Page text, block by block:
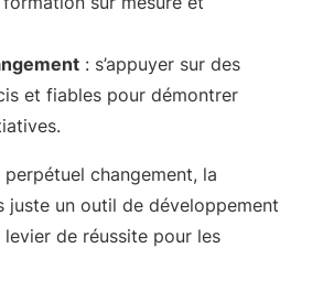
: s’appuyer sur des
et fiables pour démontrer
changement, la
juste un outil de développement
levier de réussite pour les